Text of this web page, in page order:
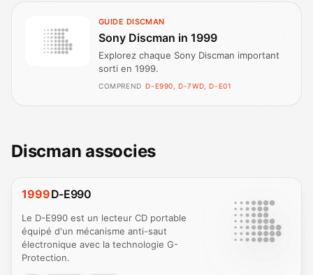
GUIDE DISCMAN
Sony Discman in 1999
Explorez chaque Sony Discman important
sorti en 1999.
COMPREND D-E990, D-7WD, D-E01
Discman associes
1999D-E990
Le D-E990 est un lecteur CD portable
équipé d'un mécanisme anti-saut
électronique avec la technologie G-
Protection.